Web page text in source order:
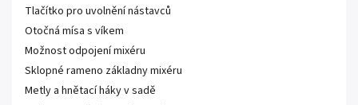
Tlačítko pro uvolnění nástavců
Otočná mísa s víkem
Možnost odpojení mixéru
Sklopné rameno základny mixéru
Metly a hnětací háky v sadě